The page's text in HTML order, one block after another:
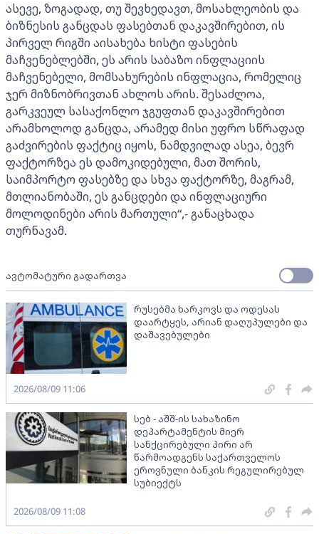
ასევე, ზოგადად, თუ შევხედავთ, მოსახლეობის და
ბიზნესის განცდას ფასებთან დაკავშირებით, ის
პირველ რიგში აისახება ხისტი ფასების
მაჩვენებლებში, ეს არის საბაზო ინფლაციის
მაჩვენებელი, მომსახურების ინფლაცია, რომელიც
ჯერ მიზნობრივთან ახლოს არის. შესაძლოა,
გარკვეულ სასაქონლო ჯგუფთან დაკავშირებით
არამხოლოდ განცდა, არამედ მისი უფრო სწრაფად
გაძვირების ფაქტიც იყოს, ნამდვილად ასეა, ბევრ
ფაქტორზეა ეს დამოკიდებული, მათ შორის,
საიმპორტო ფასებზე და სხვა ფაქტორზე, მაგრამ,
მთლიანობაში, ეს განცდები და ინფლაციური
მოლოდინები არის მართული“,- განაცხადა
თურნავამ.
ავტომატური გადართვა
რუსებმა ხარკოვს და ოდესას
დაარტყეს, არიან დაღუპულები და
დაშავებულები
2026/08/09 11:06
სებ - აშშ-ის სახაზინო
დეპარტამენტის მიერ
სანქცირებული პირი არ
წარმოადგენს საქართველოს
ეროვნული ბანკის რეგულირებულ
სუბიექტს
2026/08/09 11:08